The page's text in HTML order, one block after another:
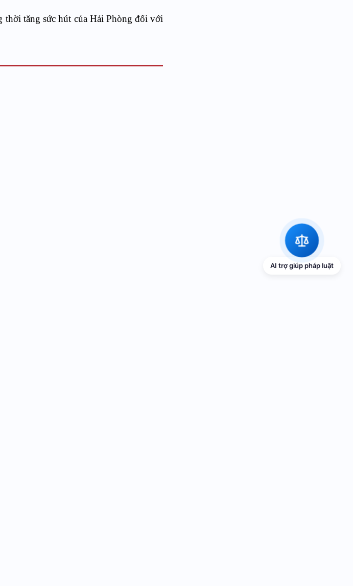
thời tăng sức hút của Hải Phòng đối với
AI trợ giúp pháp luật